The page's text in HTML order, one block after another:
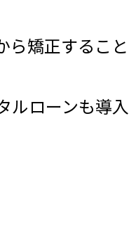
ら矯正すること
ルローンも導入